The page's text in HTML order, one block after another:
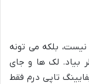
بلکه می تونه
بیاد. لک ها و جای
تاپی درم فقط